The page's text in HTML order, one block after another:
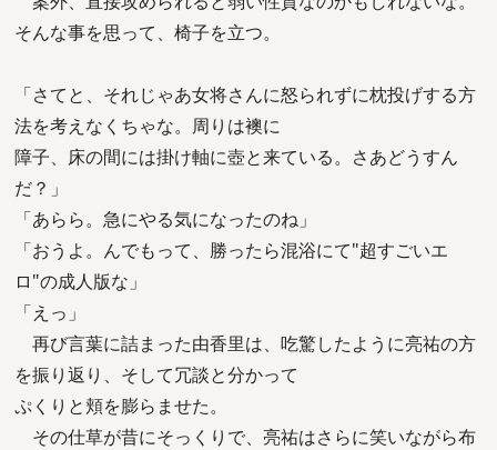
そんな事を思って、椅子を立つ。
「さてと、それじゃあ女将さんに怒られずに枕投げする方
法を考えなくちゃな。周りは襖に
障子、床の間には掛け軸に壺と来ている。さあどうすん
だ？」
「あらら。急にやる気になったのね」
「おうよ。んでもって、勝ったら混浴にて"超すごいエ
ロ"の成人版な」
「えっ」
再び言葉に詰まった由香里は、吃驚したように亮祐の方
を振り返り、そして冗談と分かって
ぷくりと頬を膨らませた。
その仕草が昔にそっくりで、亮祐はさらに笑いながら布